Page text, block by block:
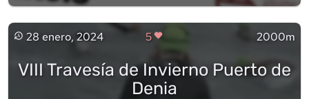
28 enero, 2024 5 2000m
VIII Travesía de Invierno Puerto de
Denia